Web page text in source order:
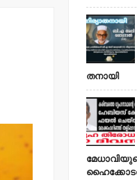
തനായി